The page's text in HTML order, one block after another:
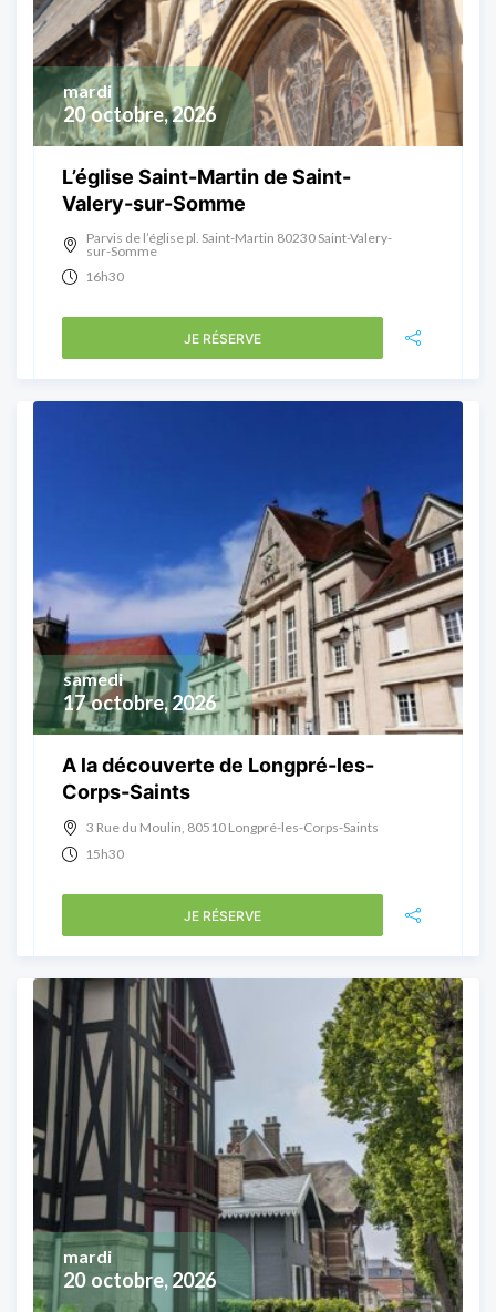
20 octobre, 2026
mardi
L’église Saint-Martin de Saint-
Valery-sur-Somme
Parvis de l’église pl. Saint-Martin 80230 Saint-Valery-
sur-Somme
16h30
JE RÉSERVE
17 octobre, 2026
samedi
A la découverte de Longpré-les-
Corps-Saints
3 Rue du Moulin, 80510 Longpré-les-Corps-Saints
15h30
JE RÉSERVE
20 octobre, 2026
mardi